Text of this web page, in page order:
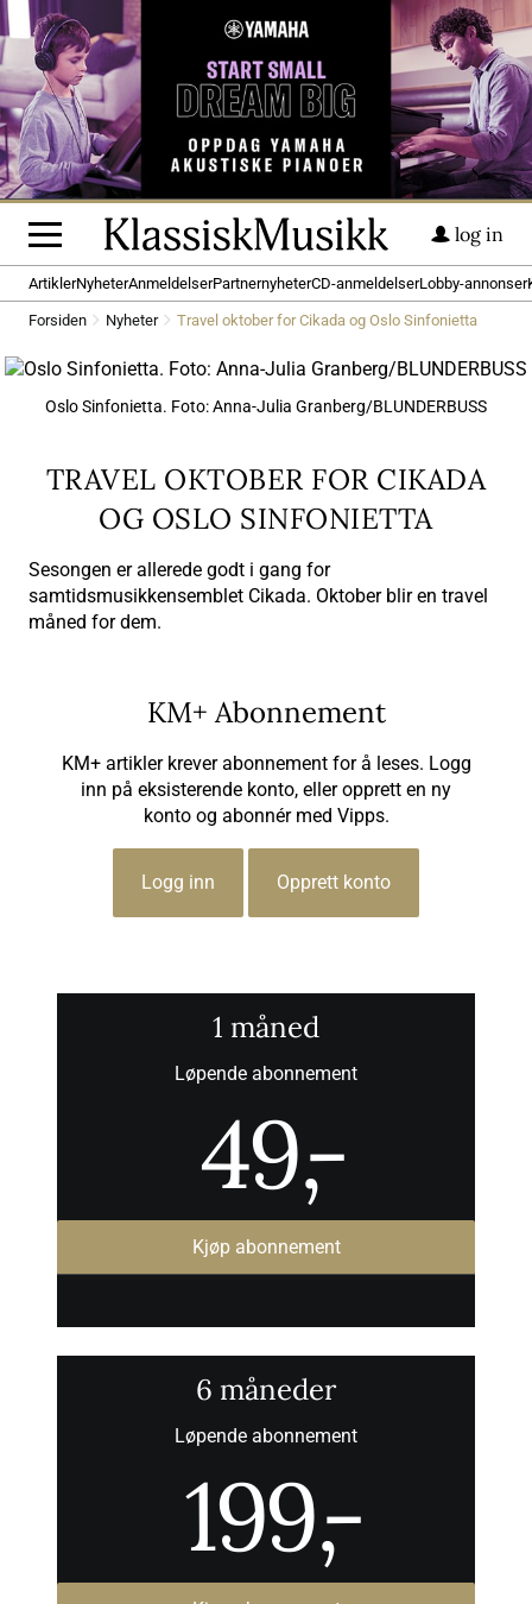
log in
ArtiklerNyheterAnmeldelserPartnernyheterCD-anmeldelserLobby-annonser
Forsiden Nyheter Travel oktober for Cikada og Oslo Sinfonietta
Oslo Sinfonietta. Foto: Anna-Julia Granberg/BLUNDERBUSS
TRAVEL OKTOBER FOR CIKADA
OG OSLO SINFONIETTA
Sesongen er allerede godt i gang for
samtidsmusikkensemblet Cikada. Oktober blir en travel
måned for dem.
KM+ Abonnement
KM+ artikler krever abonnement for å leses. Logg
inn på eksisterende konto, eller opprett en ny
konto og abonnér med Vipps.
Logg inn Opprett konto
1 måned
Løpende abonnement
49,-
Kjøp abonnement
6 måneder
Løpende abonnement
199,-